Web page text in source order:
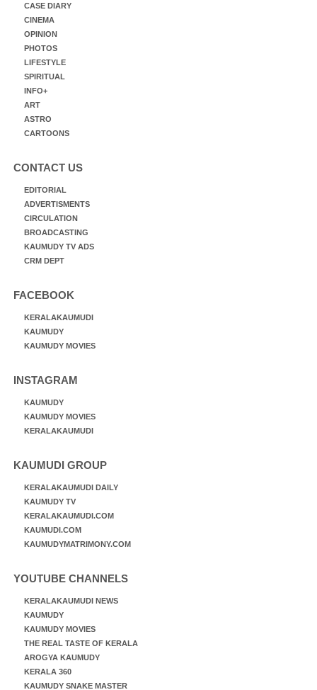
CASE DIARY
CINEMA
OPINION
PHOTOS
LIFESTYLE
SPIRITUAL
INFO+
ART
ASTRO
CARTOONS
CONTACT US
EDITORIAL
ADVERTISMENTS
CIRCULATION
BROADCASTING
KAUMUDY TV ADS
CRM DEPT
FACEBOOK
KERALAKAUMUDI
KAUMUDY
KAUMUDY MOVIES
INSTAGRAM
KAUMUDY
KAUMUDY MOVIES
KERALAKAUMUDI
KAUMUDI GROUP
KERALAKAUMUDI DAILY
KAUMUDY TV
KERALAKAUMUDI.COM
KAUMUDI.COM
KAUMUDYMATRIMONY.COM
YOUTUBE CHANNELS
KERALAKAUMUDI NEWS
KAUMUDY
KAUMUDY MOVIES
THE REAL TASTE OF KERALA
AROGYA KAUMUDY
KERALA 360
KAUMUDY SNAKE MASTER